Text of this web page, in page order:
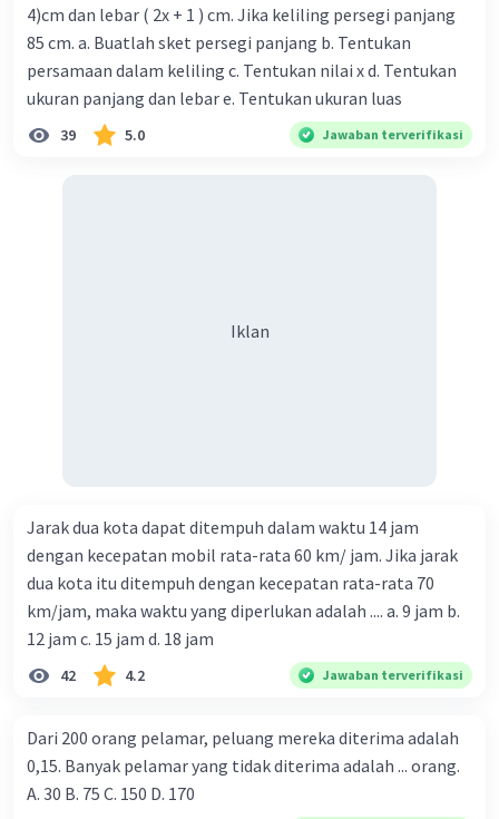
4)cm dan lebar ( 2x + 1 ) cm. Jika keliling persegi panjang
85 cm. a. Buatlah sket persegi panjang b. Tentukan
persamaan dalam keliling c. Tentukan nilai x d. Tentukan
ukuran panjang dan lebar e. Tentukan ukuran luas
39 5.0 Jawaban terverifikasi
Iklan
Jarak dua kota dapat ditempuh dalam waktu 14 jam
dengan kecepatan mobil rata-rata 60 km/ jam. Jika jarak
dua kota itu ditempuh dengan kecepatan rata-rata 70
km/jam, maka waktu yang diperlukan adalah .... a. 9 jam b.
12 jam c. 15 jam d. 18 jam
42 4.2 Jawaban terverifikasi
Dari 200 orang pelamar, peluang mereka diterima adalah
0,15. Banyak pelamar yang tidak diterima adalah ... orang.
A. 30 B. 75 C. 150 D. 170